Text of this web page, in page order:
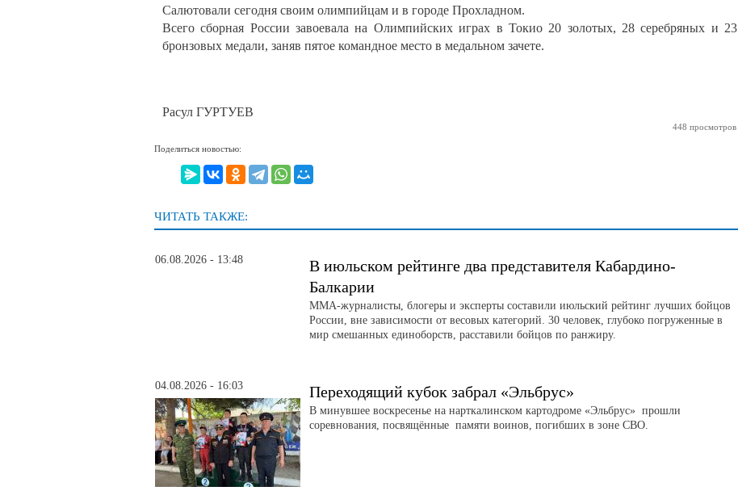
Салютовали сегодня своим олимпийцам и в городе Прохладном.
Всего сборная России завоевала на Олимпийских играх в Токио 20 золотых, 28 серебряных и 23
бронзовых медали, заняв пятое командное место в медальном зачете.
Расул ГУРТУЕВ
448 просмотров
Поделиться новостью:
ЧИТАТЬ ТАКЖЕ:
06.08.2026 - 13:48
В июльском рейтинге два представителя Кабардино-
Балкарии
ММА-журналисты, блогеры и эксперты составили июльский рейтинг лучших бойцов
России, вне зависимости от весовых категорий. 30 человек, глубоко погруженные в
мир смешанных единоборств, расставили бойцов по ранжиру.
04.08.2026 - 16:03 Переходящий кубок забрал «Эльбрус»
В минувшее воскресенье на нарткалинском картодроме «Эльбрус» прошли
соревнования, посвящённые памяти воинов, погибших в зоне СВО.